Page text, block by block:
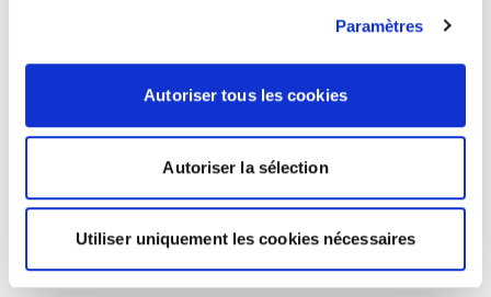
Paramètres
Autoriser tous les cookies
Autoriser la sélection
Utiliser uniquement les cookies nécessaires